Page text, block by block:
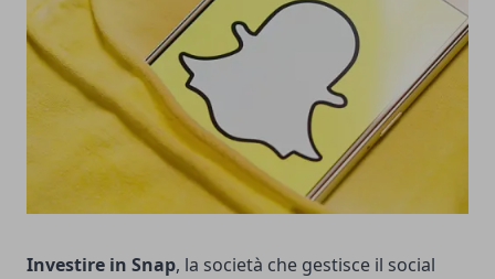
Investire in Snap, la società che gestisce il social